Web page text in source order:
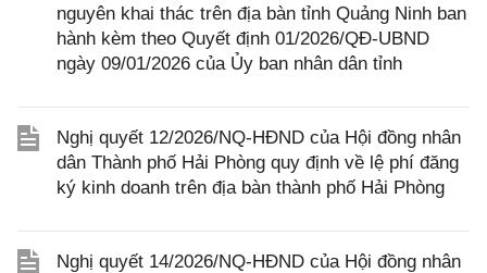
nguyên khai thác trên địa bàn tỉnh Quảng Ninh ban
hành kèm theo Quyết định 01/2026/QĐ-UBND
ngày 09/01/2026 của Ủy ban nhân dân tỉnh
Nghị quyết 12/2026/NQ-HĐND của Hội đồng nhân
dân Thành phố Hải Phòng quy định về lệ phí đăng
ký kinh doanh trên địa bàn thành phố Hải Phòng
Nghị quyết 14/2026/NQ-HĐND của Hội đồng nhân